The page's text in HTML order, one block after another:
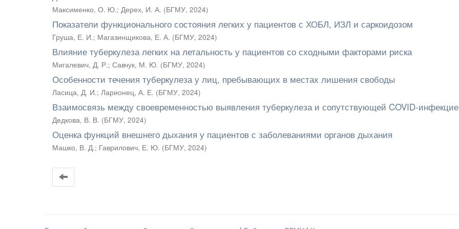
Максименко, О. Ю.; Дерех, И. А. (БГМУ, 2024)
Показатели функционального состояния легких у пациентов с ХОБЛ, ИЗЛ и саркоидозом
Груша, Е. И.; Магазинщикова, Е. А. (БГМУ, 2024)
Влияние туберкулеза легких на летальность у пациентов со сходными факторами риска
Мигалевич, Д. Р.; Савчук, М. Ю. (БГМУ, 2024)
Особенности течения туберкулеза у лиц, пребывающих в местах лишения свободы
Ласица, Д. И.; Ларионец, А. Е. (БГМУ, 2024)
Взаимосвязь между своевременностью выявления туберкулеза и сопутствующей COVID-
Дедкова, В. В. (БГМУ, 2024)
Оценка функций внешнего дыхания у пациентов с заболеваниями органов дыхания
Машко, В. Д.; Гаврилович, Е. Ю. (БГМУ, 2024)